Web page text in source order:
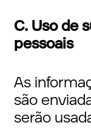
C. Uso de
pessoais
As
são
serão